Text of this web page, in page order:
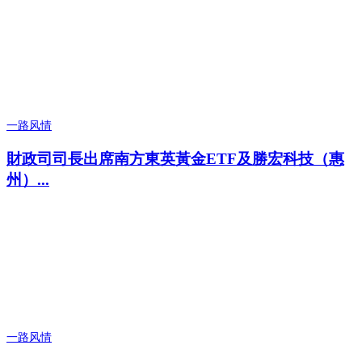
一路风情
財政司司長出席南方東英黃金ETF及勝宏科技（惠
州）...
一路风情